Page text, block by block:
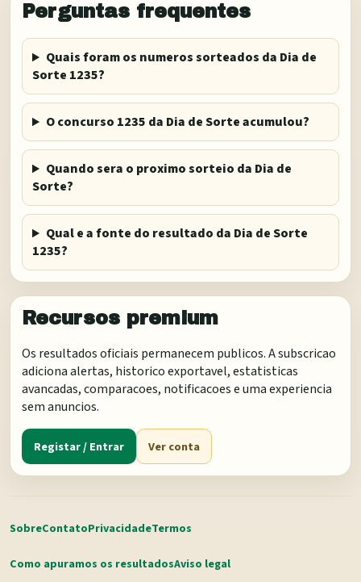
Perguntas frequentes
Quais foram os numeros sorteados da Dia de
Sorte 1235?
O concurso 1235 da Dia de Sorte acumulou?
Quando sera o proximo sorteio da Dia de
Sorte?
Qual e a fonte do resultado da Dia de Sorte
1235?
Recursos premium
Os resultados oficiais permanecem publicos. A subscricao
adiciona alertas, historico exportavel, estatisticas
avancadas, comparacoes, notificacoes e uma experiencia
sem anuncios.
Registar / Entrar Ver conta
SobreContatoPrivacidadeTermos
Como apuramos os resultadosAviso legal